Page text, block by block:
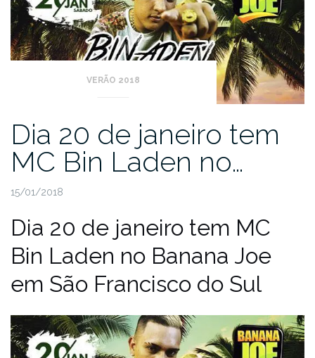
VERÃO 2018
Dia 20 de janeiro tem
MC Bin Laden no…
15/01/2018
Dia 20 de janeiro tem MC
Bin Laden no Banana Joe
em São Francisco do Sul